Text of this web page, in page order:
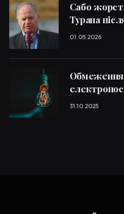
Сабо
Турана
від Крістал
01.05.2026
Обмеження
області
31.10.2025